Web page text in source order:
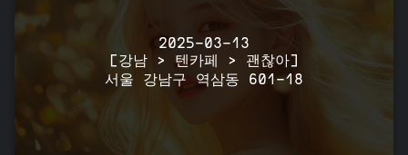
2025-03-13
[강남 > 텐카페 > 괜찮아]
서울 강남구 역삼동 601-18